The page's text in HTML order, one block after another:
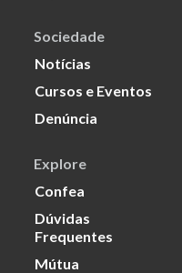
Sociedade
Notícias
Cursos e Eventos
Denúncia
Explore
Confea
Dúvidas
Frequentes
Mútua